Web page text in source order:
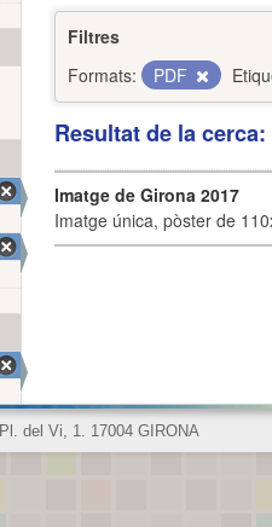
Filtres
Formats:
PDF
Resultat de la
Imatge de Girona 2017
Imatge única, pòster de
Pl. del Vi, 1. 17004 GIRONA